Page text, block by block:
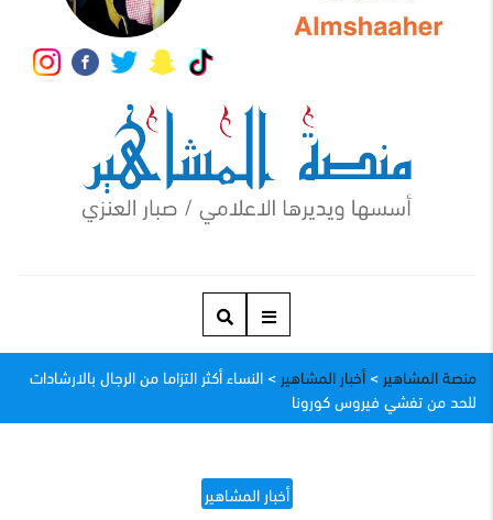
منصة المشاهير >أخبار المشاهير > النساء أكثر التزاما من الرجال بالارشادات
للحد من تفشي فيروس كورونا
أخبار المشاهير